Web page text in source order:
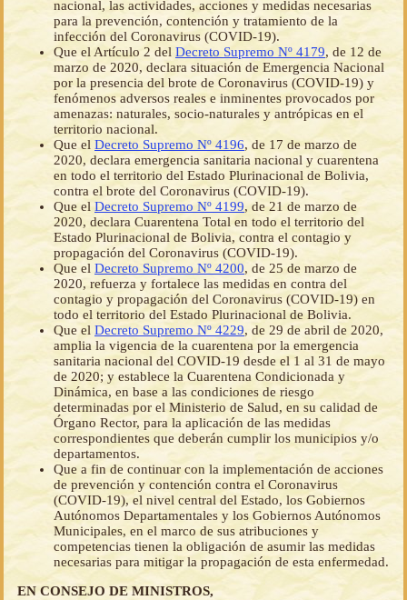
nacional, las actividades, acciones y medidas necesarias
para la prevención, contención y tratamiento de la
infección del Coronavirus (COVID-19).
Que el Artículo 2 del Decreto Supremo Nº 4179, de 12 de
marzo de 2020, declara situación de Emergencia Nacional
por la presencia del brote de Coronavirus (COVID-19) y
fenómenos adversos reales e inminentes provocados por
amenazas: naturales, socio-naturales y antrópicas en el
territorio nacional.
Que el Decreto Supremo Nº 4196, de 17 de marzo de
2020, declara emergencia sanitaria nacional y cuarentena
en todo el territorio del Estado Plurinacional de Bolivia,
contra el brote del Coronavirus (COVID-19).
Que elDecreto Supremo Nº 4199, de 21 de marzo de
2020, declara Cuarentena Total en todo el territorio del
Estado Plurinacional de Bolivia, contra el contagio y
propagación del Coronavirus (COVID-19).
Que el Decreto Supremo Nº 4200, de 25 de marzo de
2020, refuerza y fortalece las medidas en contra del
contagio y propagación del Coronavirus (COVID-19) en
todo el territorio del Estado Plurinacional de Bolivia.
Que el Decreto Supremo Nº 4229, de 29 de abril de 2020,
amplia la vigencia de la cuarentena por la emergencia
sanitaria nacional del COVID-19 desde el 1 al 31 de mayo
de 2020; y establece la Cuarentena Condicionada y
Dinámica, en base a las condiciones de riesgo
determinadas por el Ministerio de Salud, en su calidad de
Órgano Rector, para la aplicación de las medidas
correspondientes que deberán cumplir los municipios y/o
departamentos.
Que a fin de continuar con la implementación de acciones
de prevención y contención contra el Coronavirus
(COVID-19), el nivel central del Estado, los Gobiernos
Autónomos Departamentales y los Gobiernos Autónomos
Municipales, en el marco de sus atribuciones y
competencias tienen la obligación de asumir las medidas
necesarias para mitigar la propagación de esta enfermedad.
EN CONSEJO DE MINISTROS,